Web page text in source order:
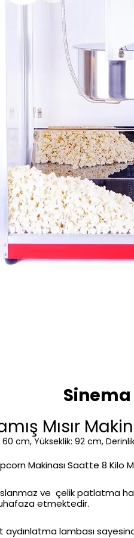
Mısır
60 cm, Yükseklik: 92 cm,
Makinası Saatte 8 Kilo
ve çelik patlatma
etmektedir.
aydınlatma lambası